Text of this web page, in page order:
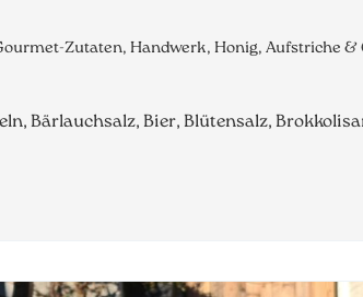
Zutaten, Handwerk, Honig, Aufstriche
Bärlauchsalz, Bier, Blütensalz,